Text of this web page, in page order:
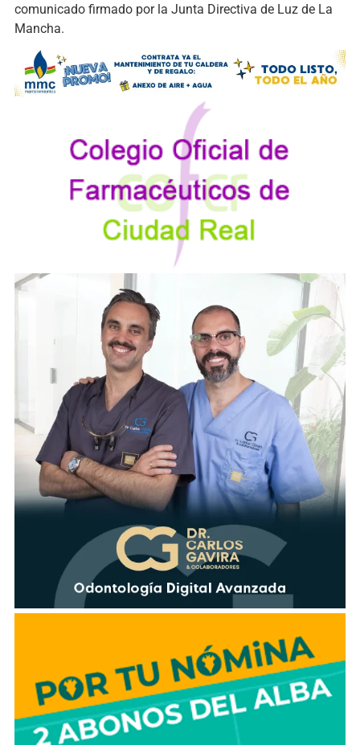
comunicado firmado por la Junta Directiva de Luz de La
Mancha.